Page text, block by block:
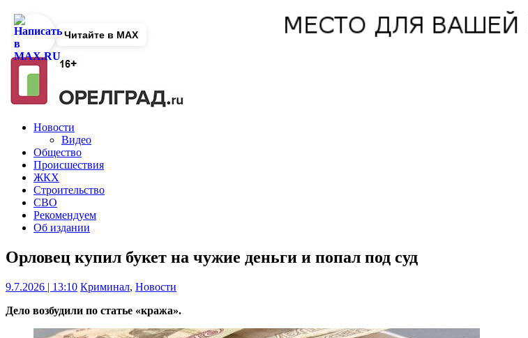
Новости
Видео
Общество
Происшествия
ЖКХ
Строительство
СВО
Рекомендуем
Об издании
Орловец купил букет на чужие деньги и попал под суд
9.7.2026 | 13:10 Криминал, Новости
Дело возбудили по статье «кража».
Читайте в MAX